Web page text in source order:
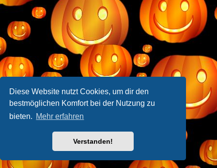
Diese Website nutzt Cookies, um dir den
bestmöglichen Komfort bei der Nutzung zu
bieten. Mehr erfahren
Verstanden!